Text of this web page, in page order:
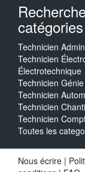
catégories
Technicien
Technicien
Électrotechnique
Technicien
Technicien
Technicien
Technicien
Toutes les
Nous écrire |